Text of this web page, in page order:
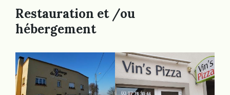
Restauration et /ou
hébergement